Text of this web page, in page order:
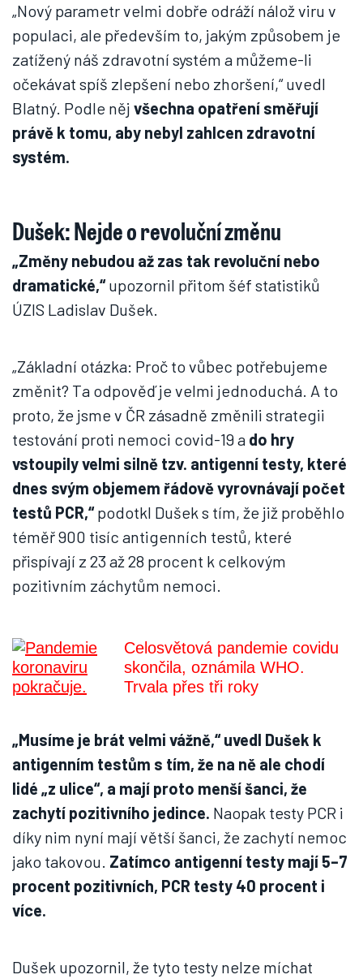
„Nový parametr velmi dobře odráží nálož viru v
populaci, ale především to, jakým způsobem je
zatížený náš zdravotní systém a můžeme-li
očekávat spíš zlepšení nebo zhoršení,“ uvedl
Blatný. Podle něj všechna opatření směřují
právě k tomu, aby nebyl zahlcen zdravotní
systém.
Dušek: Nejde o revoluční změnu
„Změny nebudou až zas tak revoluční nebo
dramatické,“upozornil přitom šéf statistiků
ÚZIS Ladislav Dušek.
„Základní otázka: Proč to vůbec potřebujeme
změnit? Ta odpověď je velmi jednoduchá. A to
proto, že jsme v ČR zásadně změnili strategii
testování proti nemoci covid-19 a do hry
vstoupily velmi silně tzv. antigenní testy, které
dnes svým objemem řádově vyrovnávají počet
testů PCR,“podotkl Dušek s tím, že již proběhlo
téměř 900 tisíc antigenních testů, které
přispívají z 23 až 28 procent k celkovým
pozitivním záchytům nemoci.
Celosvětová pandemie covidu
skončila, oznámila WHO.
Trvala přes tři roky
„Musíme je brát velmi vážně,“ uvedl Dušek k
antigenním testům s tím, že na ně ale chodí
lidé „z ulice“, a mají proto menší šanci, že
zachytí pozitivního jedince. Naopak testy PCR i
díky nim nyní mají větší šanci, že zachytí nemoc
jako takovou. Zatímco antigenní testy mají 5–7
procent pozitivních, PCR testy 40 procent i
více.
Dušek upozornil, že tyto testy nelze míchat